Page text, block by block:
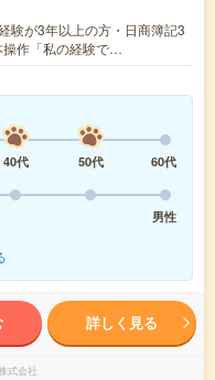
験が3年以上の方・日商簿記3
操作「私の経験で…
40代 50代
60代
男性
詳しく見る
式会社